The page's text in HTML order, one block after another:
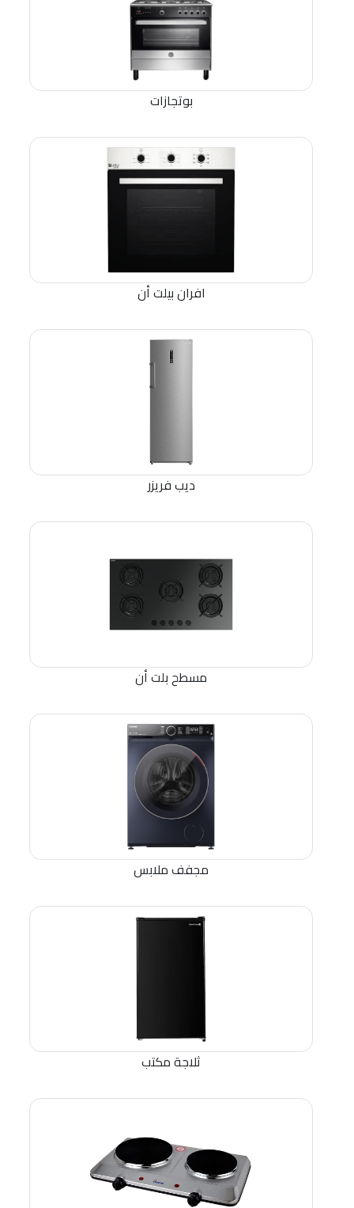
بوتجازات
افران بيلت أن
ديب فريزر
مسطح بلت أن
مجفف ملابس
ثلاجة مكتب